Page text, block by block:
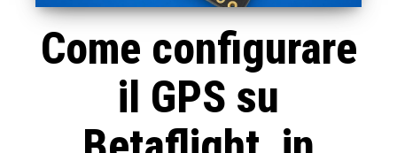
Come configurare
il GPS su